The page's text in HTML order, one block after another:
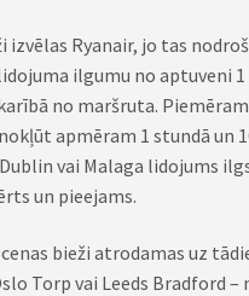
izvēlas Ryanair, jo tas
ilgumu no aptuveni
no maršruta.
apmēram 1 stundā un
vai Malaga lidojums
un pieejams.
bieži atrodamas uz
Torp vai Leeds Bradford –